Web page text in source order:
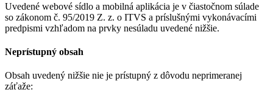
Uvedené webové sídlo a mobilná aplikácia je v čiastočnom súlade
so zákonom č. 95/2019 Z. z. o ITVS a príslušnými vykonávacími
predpismi vzhľadom na prvky nesúladu uvedené nižšie.
Neprístupný obsah
Obsah uvedený nižšie nie je prístupný z dôvodu neprimeranej
záťaže: